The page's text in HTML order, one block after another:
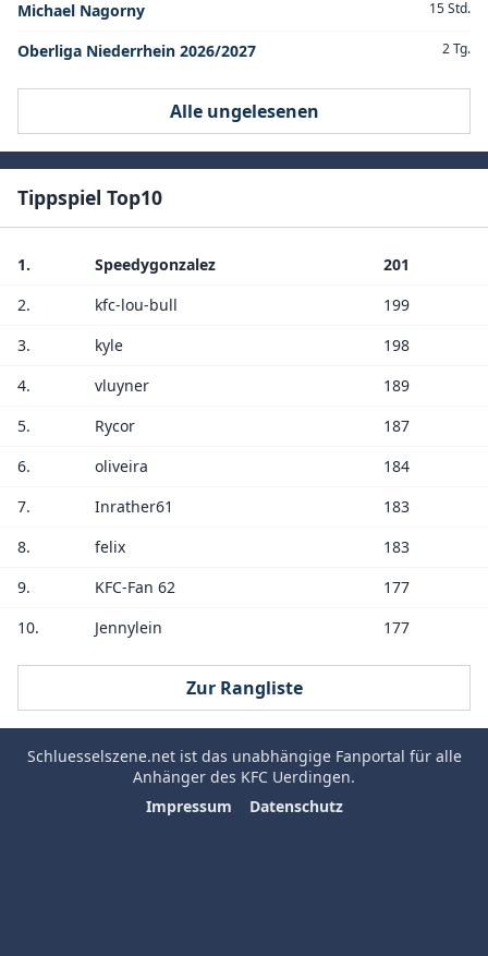
Michael Nagorny 15 Std.
Oberliga Niederrhein 2026/2027 2 Tg.
Alle ungelesenen
Tippspiel Top10
1. Speedygonzalez
201
2.
kfc-lou-bull
199
3.
kyle
198
4.
vluyner
189
5.
Rycor
187
6.
oliveira
184
7.
Inrather61
183
8.
felix
183
9.
KFC-Fan 62
177
10.
Jennylein 177
Zur Rangliste
Schluesselszene.netist das unabhängige Fanportal für alle
Anhänger des KFC Uerdingen.
Impressum
Datenschutz